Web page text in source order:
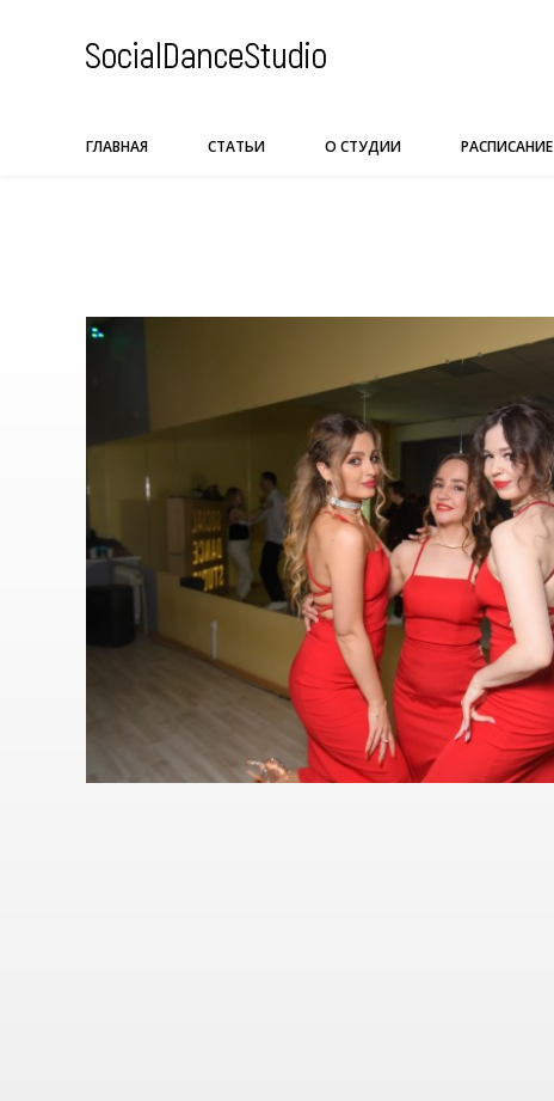
ГЛАВНАЯ СТАТЬИ О СТУДИИ РАСПИСАНИЕ